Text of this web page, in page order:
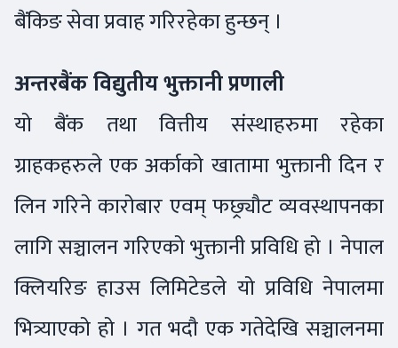
बैंकिङ सेवा प्रवाह गरिरहेका हुन्छन् ।
अन्तरबैंक विद्युतीय भुक्तानी प्रणाली
यो बैंक तथा वित्तीय संस्थाहरुमा रहेका
ग्राहकहरुले एक अर्काको खातामा भुक्तानी दिन र
लिन गरिने कारोबार एवम् फछ्र्यौट व्यवस्थापनका
लागि सञ्चालन गरिएको भुक्तानी प्रविधि हो । नेपाल
क्लियरिङ हाउस लिमिटेडले यो प्रविधि नेपालमा
भित्र्याएको हो । गत भदौ एक गतेदेखि सञ्चालनमा